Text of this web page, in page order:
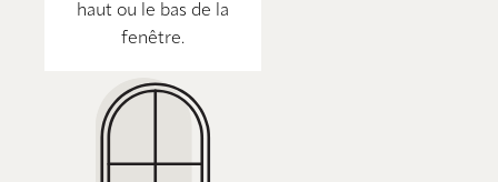
haut ou le bas de la
fenêtre.